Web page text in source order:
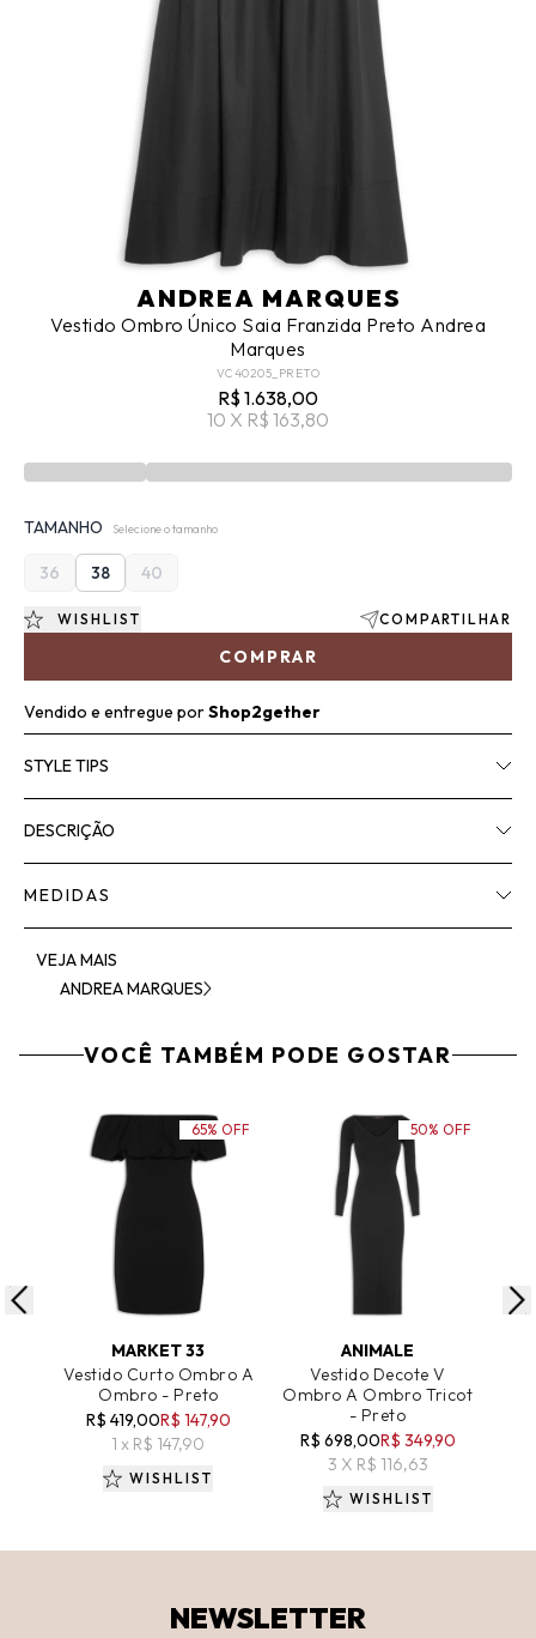
ANDREA MARQUES
Vestido Ombro Único Saia Franzida Preto Andrea
Marques
VC40205_PRETO
R$ 1.638,00
10 X R$ 163,80
TAMANHO Selecione o tamanho
36 38 40
COMPRAR
WISHLIST COMPARTILHAR
Vendido e entregue porShop2gether
STYLE TIPS
DESCRIÇÃO
MEDIDAS
VEJA MAIS
ANDREA MARQUES
VOCÊ TAMBÉM PODE GOSTAR
ADICIONAR AO CARRINHO
MARKET 33
Vestido Curto Ombro A
Ombro - Preto
R$ 419,00R$ 147,90
1 x R$ 147,90
65% OFF
WISHLIST
ADICIONAR AO CARRINHO
ANIMALE
Vestido Decote V
Ombro A Ombro Tricot
- Preto
R$ 698,00R$ 349,90
3 X R$ 116,63
50% OFF
WISHLIST
NEWSLETTER